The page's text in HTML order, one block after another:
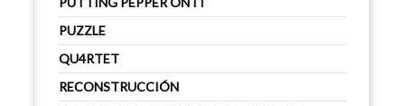
PUZZLE
QU4RTET
RECONSTRUCCIÓN